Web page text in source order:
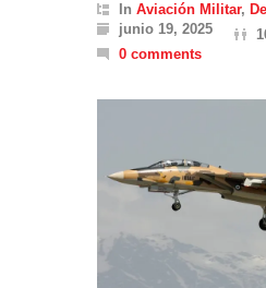
In Aviación Militar,
junio 19, 2025
0 comments